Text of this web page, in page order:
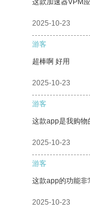
这款加速器VPM
2025-10-23
游客
超棒啊 好用
2025-10-23
游客
这款app是我购物
2025-10-23
游客
这款app的功能非
2025-10-23